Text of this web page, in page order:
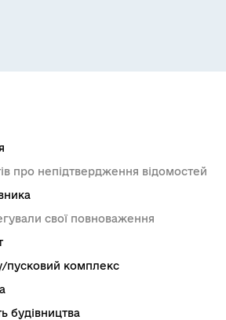
про непідтвердження відомостей
свої повноваження
пусковий комплекс
будівництва